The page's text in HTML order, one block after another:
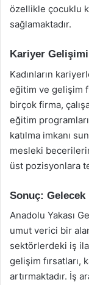
özellikle çocuklu
sağlamaktadır.
Kariyer Gelişimi
Kadınların
eğitim ve gelişim
birçok firma,
eğitim
katılma imkanı
mesleki
üst pozisyonlara
Sonuç:
Anadolu Yakası
umut verici bir
sektörlerdeki iş
gelişim fırsatları,
artırmaktadır. İş